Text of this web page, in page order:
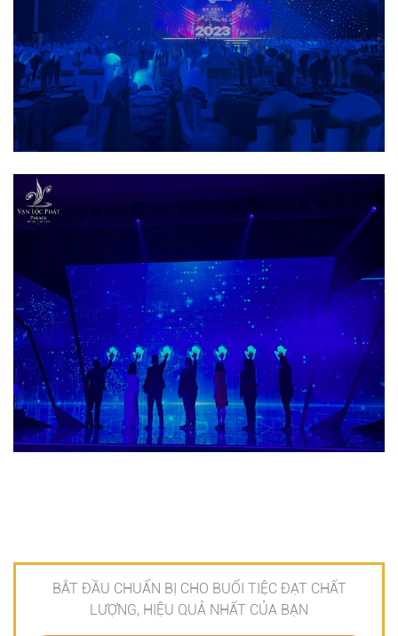
BẮT ĐẦU CHUẨN BỊ CHO BUỔI TIỆC ĐẠT CHẤT
LƯỢNG, HIỆU QUẢ NHẤT CỦA BẠN